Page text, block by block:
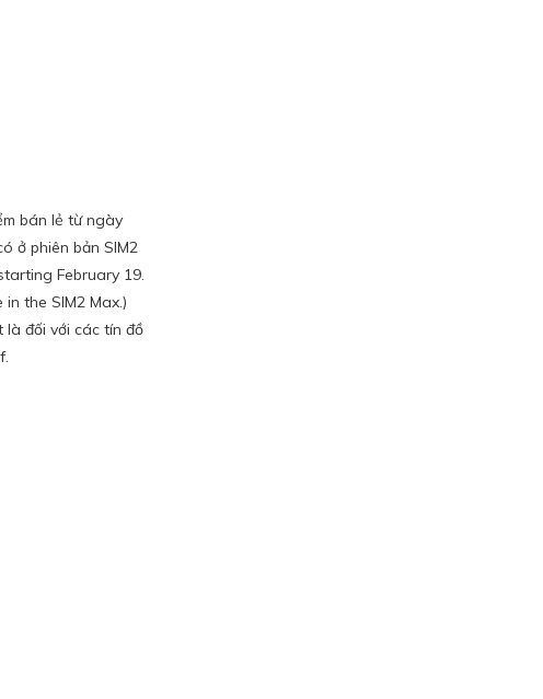
bán lẻ từ ngày
ở phiên bản SIM2
February 19.
the SIM2 Max.)
đối với các tín đồ